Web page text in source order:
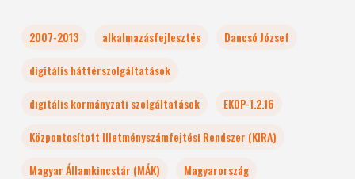
2007-2013 alkalmazásfejlesztés
Dancsó József
digitális háttérszolgáltatások
digitális kormányzati szolgáltatások
EKOP-1.2.16
Központosított Illetményszámfejtési Rendszer (KIRA)
Magyar Államkincstár (MÁK)
Magyarország